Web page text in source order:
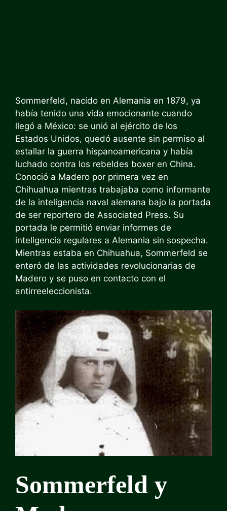
Sommerfeld, nacido en Alemania en 1879, ya
había tenido una vida emocionante cuando
llegó a México: se unió al ejército de los
Estados Unidos, quedó ausente sin permiso al
estallar la guerra hispanoamericana y había
luchado contra los rebeldes boxer en China.
Conoció a Madero por primera vez en
Chihuahua mientras trabajaba como informante
de la inteligencia naval alemana bajo la portada
de ser reportero de Associated Press. Su
portada le permitió enviar informes de
inteligencia regulares a Alemania sin sospecha.
Mientras estaba en Chihuahua, Sommerfeld se
enteró de las actividades revolucionarias de
Madero y se puso en contacto con el
antirreeleccionista.
Sommerfeld y